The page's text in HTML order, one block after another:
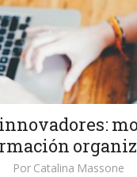
Por Catalina Massone